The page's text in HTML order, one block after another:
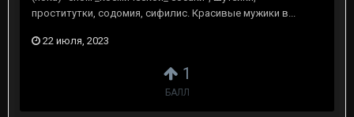
1
БАЛЛ
проститутки, содомия, сифилис. Красивые мужики в...
22 июля, 2023